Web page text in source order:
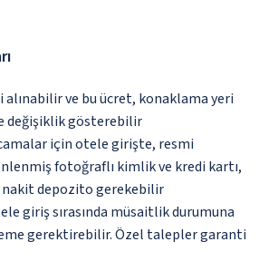
alınabilir ve bu ücret, konaklama yeri
değişiklik gösterebilir
için otele girişte, resmi
fotoğraflı kimlik ve kredi kartı,
nakit depozito gerekebilir
giriş sırasında müsaitlik durumuna
gerektirebilir. Özel talepler garanti